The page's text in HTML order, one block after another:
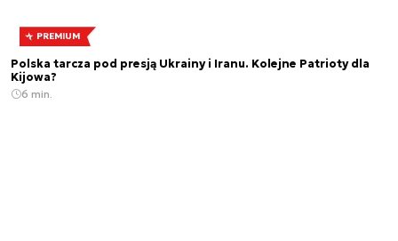
PREMIUM
Polska tarcza pod presją Ukrainy i Iranu. Kolejne Patrioty dla
Kijowa?
6 min.